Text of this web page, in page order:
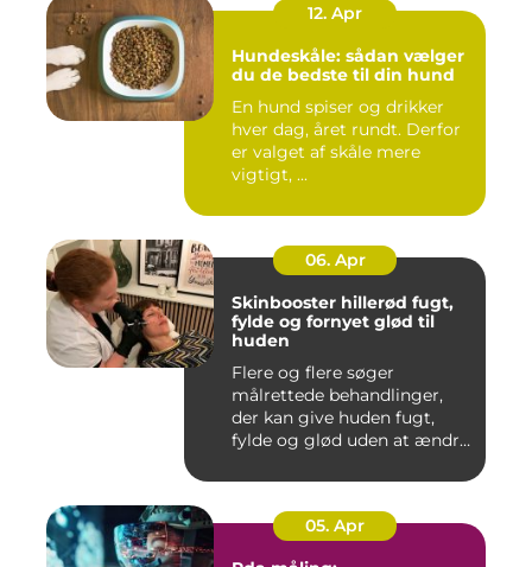
12. Apr
Hundeskåle: sådan vælger
du de bedste til din hund
En hund spiser og drikker
hver dag, året rundt. Derfor
er valget af skåle mere
vigtigt, ...
06. Apr
Skinbooster hillerød fugt,
fylde og fornyet glød til
huden
Flere og flere søger
målrettede behandlinger,
der kan give huden fugt,
fylde og glød uden at ændre
05. Apr